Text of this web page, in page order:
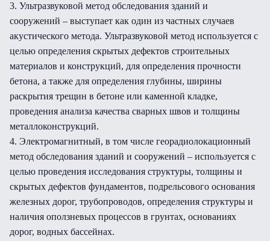
3. Ультразвуковой метод обследования зданий и
сооружений – выступает как один из частных случаев
акустического метода. Ультразвуковой метод используется с
целью определения скрытых дефектов строительных
материалов и конструкций, для определения прочности
бетона, а также для определения глубины, ширины
раскрытия трещин в бетоне или каменной кладке,
проведения анализа качества сварных швов и толщины
металлоконструкций.
4. Электромагнитный, в том числе георадиолокационный
метод обследования зданий и сооружений – используется с
целью проведения исследования структуры, толщины и
скрытых дефектов фундаментов, подрельсового основания
железных дорог, трубопроводов, определения структуры и
наличия оползневых процессов в грунтах, основаниях
дорог, водных бассейнах.